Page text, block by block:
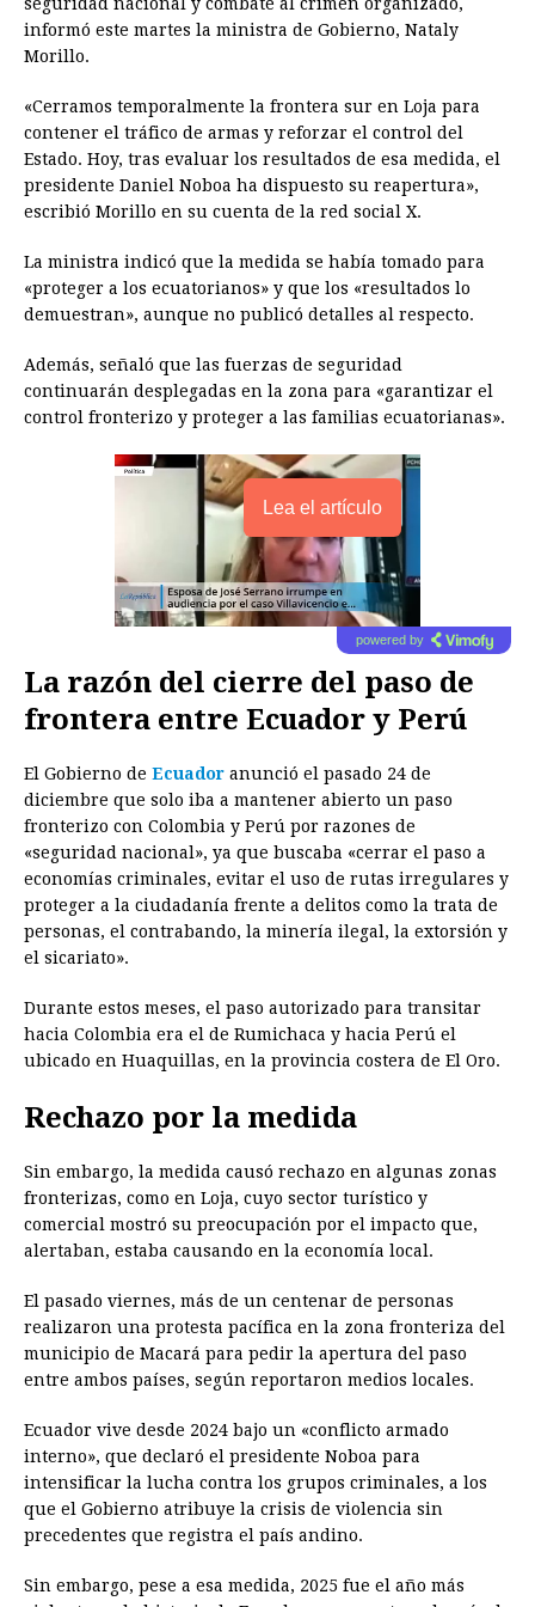
b
o
k
e
n
e
s
A
p
a
d
e
r
s
e
d
n
l t
k
seguridad nacional y combate al crimen organizado,
informó este martes la ministra de Gobierno, Nataly
Morillo.
«Cerramos temporalmente la frontera sur en Loja para
contener el tráfico de armas y reforzar el control del
Estado. Hoy, tras evaluar los resultados de esa medida, el
presidente Daniel Noboa ha dispuesto su reapertura»,
escribió Morillo en su cuenta de la red social X.
La ministra indicó que la medida se había tomado para
«proteger a los ecuatorianos» y que los «resultados lo
demuestran», aunque no publicó detalles al respecto.
Además, señaló que las fuerzas de seguridad
continuarán desplegadas en la zona para «garantizar el
control fronterizo y proteger a las familias ecuatorianas».
Lea el artículo
powered by
La razón del cierre del paso de
frontera entre Ecuador y Perú
El Gobierno de Ecuador anunció el pasado 24 de
diciembre que solo iba a mantener abierto un paso
fronterizo con Colombia y Perú por razones de
«seguridad nacional», ya que buscaba «cerrar el paso a
economías criminales, evitar el uso de rutas irregulares y
proteger a la ciudadanía frente a delitos como la trata de
personas, el contrabando, la minería ilegal, la extorsión y
el sicariato».
Durante estos meses, el paso autorizado para transitar
hacia Colombia era el de Rumichaca y hacia Perú el
ubicado en Huaquillas, en la provincia costera de El Oro.
Rechazo por la medida
Sin embargo, la medida causó rechazo en algunas zonas
fronterizas, como en Loja, cuyo sector turístico y
comercial mostró su preocupación por el impacto que,
alertaban, estaba causando en la economía local.
El pasado viernes, más de un centenar de personas
realizaron una protesta pacífica en la zona fronteriza del
municipio de Macará para pedir la apertura del paso
entre ambos países, según reportaron medios locales.
Ecuador vive desde 2024 bajo un «conflicto armado
interno», que declaró el presidente Noboa para
intensificar la lucha contra los grupos criminales, a los
que el Gobierno atribuye la crisis de violencia sin
precedentes que registra el país andino.
Sin embargo, pese a esa medida, 2025 fue el año más